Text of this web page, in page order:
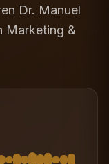
Dr. Manuel
Marketing &